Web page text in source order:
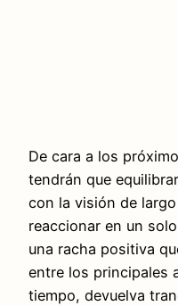
De cara a los
tendrán que
con la visión de
reaccionar en un
una racha positiva
entre los principales
tiempo, devuelva